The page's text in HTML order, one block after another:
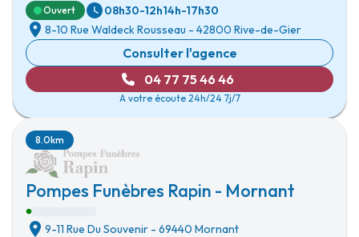
Ouvert 08h30-12h14h-17h30
8-10 Rue Waldeck Rousseau - 42800 Rive-de-Gier
Consulter l'agence
04 77 75 46 46
A votre écoute 24h/24 7j/7
Pompes Funèbres Rapin - Mornant
8.0km
9-11 Rue Du Souvenir - 69440 Mornant